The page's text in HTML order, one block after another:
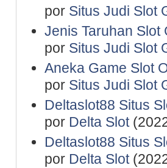
por Situs Judi Slot
Jenis Taruhan Slot
por Situs Judi Slot
Aneka Game Slot
por Situs Judi Slot
Deltaslot88 Situs
por Delta Slot
Deltaslot88 Situs
por Delta Slot